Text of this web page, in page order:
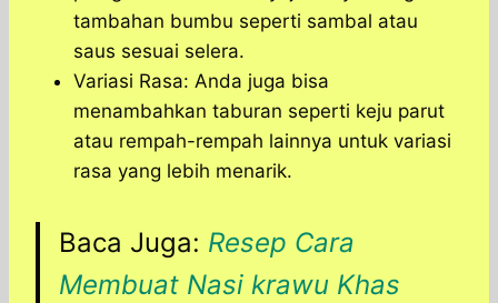
tambahan bumbu seperti sambal atau
saus sesuai selera.
Variasi Rasa: Anda juga bisa
menambahkan taburan seperti keju parut
atau rempah-rempah lainnya untuk variasi
rasa yang lebih menarik.
Baca Juga: Resep Cara
Membuat Nasi krawu Khas